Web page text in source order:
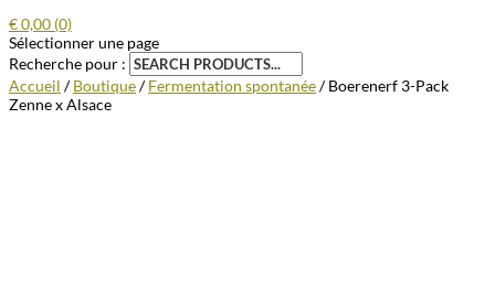
€0,00 (0)
Sélectionner une page
Recherche pour :
Accueil /Boutique/Fermentation spontanée/ Boerenerf 3-Pack
Zenne x Alsace